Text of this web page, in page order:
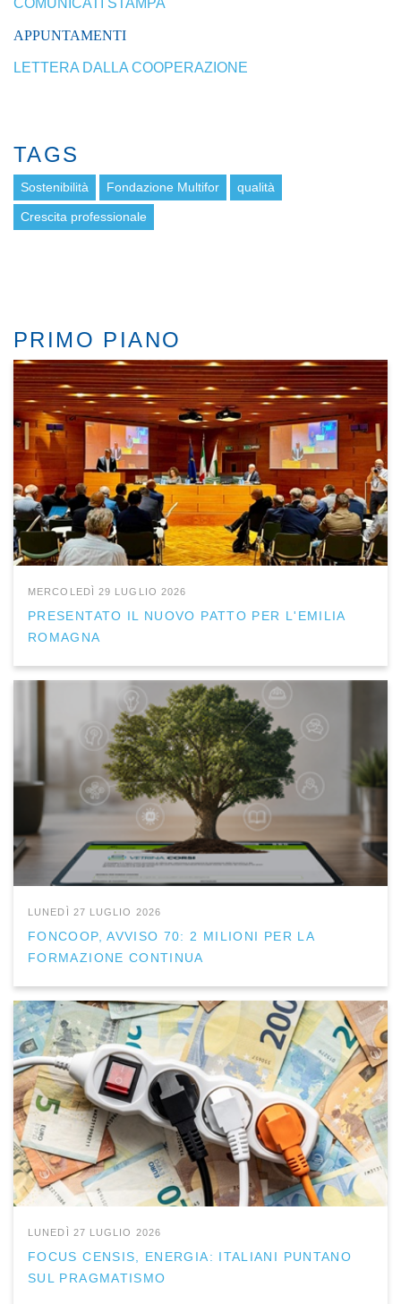
COMUNICATI STAMPA
APPUNTAMENTI
LETTERA DALLA COOPERAZIONE
TAGS
Sostenibilità Fondazione Multifor qualità
Crescita professionale
PRIMO PIANO
MERCOLEDÌ 29 LUGLIO 2026
PRESENTATO IL NUOVO PATTO PER L'EMILIA
ROMAGNA
LUNEDÌ 27 LUGLIO 2026
FONCOOP, AVVISO 70: 2 MILIONI PER LA
FORMAZIONE CONTINUA
LUNEDÌ 27 LUGLIO 2026
FOCUS CENSIS, ENERGIA: ITALIANI PUNTANO
SUL PRAGMATISMO